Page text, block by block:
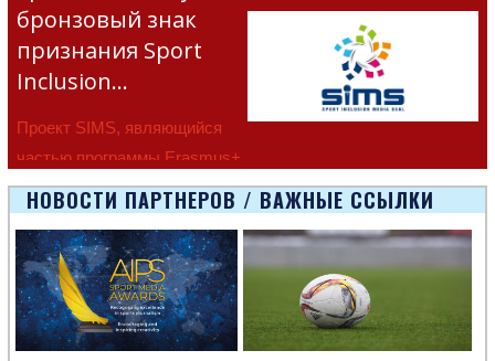
бронзовый знак
признания Sport
Inclusion…
Проект SIMS, являющийся
частью программы Erasmus+
Европейско
НОВОСТИ ПАРТНЕРОВ / ВАЖНЫЕ ССЫЛКИ